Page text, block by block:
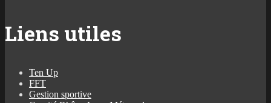
Liens utiles
Ten Up
FFT
Gestion sportive